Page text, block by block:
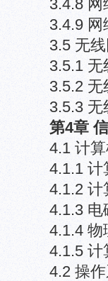
3.4.8 网
3.4.9
3.5 无
3.5.1
3.5.2
3.5.3
第4章
4.1 计
4.1.1 计
4.1.2 计
4.1.3 电
4.1.4 物
4.1.5 计
4.2 操